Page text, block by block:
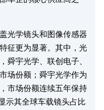
光学镜头和图像传感器
征更为显著。其中，光
舜宇光学、联创电子、
场份额；舜宇光学作为
市场份额连续五年保持
示其全球车载镜头占比